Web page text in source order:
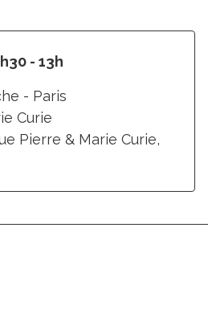
- 13h
- Paris
Curie
Pierre & Marie Curie,